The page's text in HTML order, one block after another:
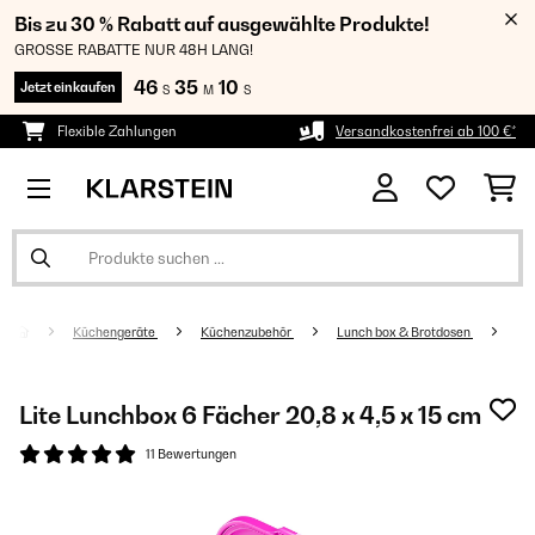
Bis zu 30 % Rabatt auf ausgewählte Produkte!
GROSSE RABATTE NUR 48H LANG!
Jetzt einkaufen 46 S 35 M 09 S
Flexible Zahlungen Versandkostenfrei ab 100 €*
Küchengeräte Küchenzubehör Lunch box & Brotdosen
Lite Lunchbox 6 Fächer 20,8 x 4,5 x 15 cm
11 Bewertungen